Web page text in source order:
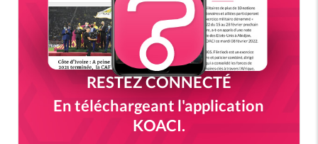
RESTEZ CONNECTÉ
En téléchargeant l'application
KOACI.